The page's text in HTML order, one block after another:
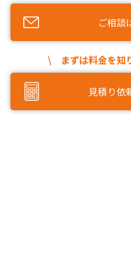
ご相談
\ まずは料金を知
見積り依